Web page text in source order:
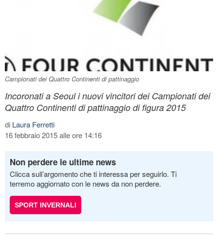
Campionati dei Quattro Continenti di pattinaggio
Incoronati a Seoul i nuovi vincitori dei Campionati dei
Quattro Continenti di pattinaggio di figura 2015
di Laura Ferretti
16 febbraio 2015 alle ore 14:16
Non perdere le ultime news
Clicca sull’argomento che ti interessa per seguirlo. Ti
terremo aggiornato con le news da non perdere.
SPORT INVERNALI